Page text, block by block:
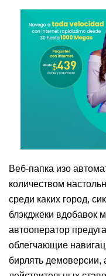
Веб-папка изо
количеством
среди каких город,
блэкджеки вдобавок
автооператор
облегчающие
бирлять